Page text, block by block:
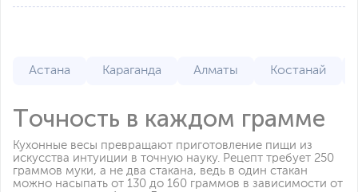
Астана Караганда Алматы Костанай
Точность в каждом грамме
Кухонные весы превращают приготовление пищи из
искусства интуиции в точную науку. Рецепт требует 250
граммов муки, а не два стакана, ведь в один стакан
можно насыпать от 130 до 160 граммов в зависимости от